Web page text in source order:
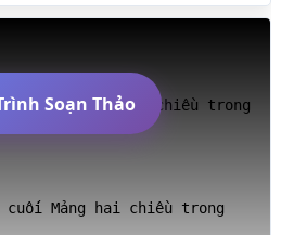
cuối Mảng hai chiều trong
cuối Mảng hai chiều trong
Soạn Thảo